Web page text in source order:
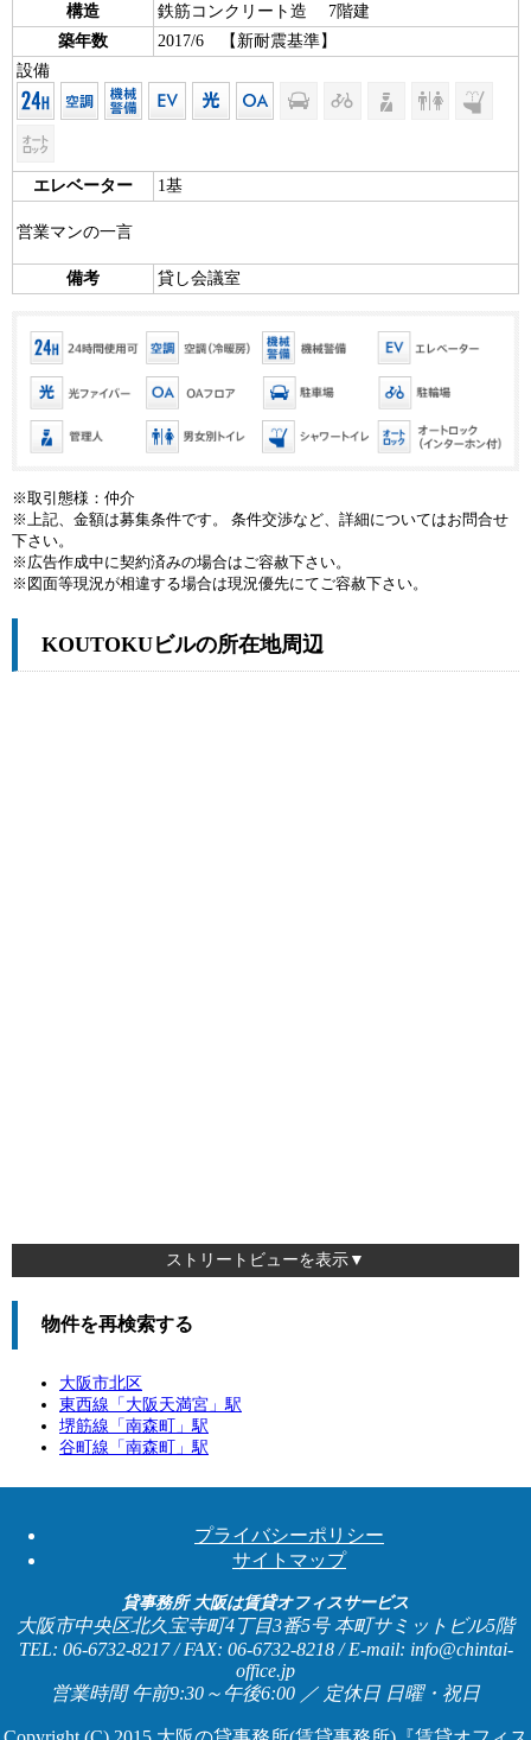
構造
鉄筋コンクリート造 7階建
築年数
2017/6 【新耐震基準】
設備
エレベーター 1基
営業マンの一言
備考 貸し会議室
※取引態様：仲介
※上記、金額は募集条件です。 条件交渉など、詳細についてはお問合せ
下さい。
※広告作成中に契約済みの場合はご容赦下さい。
※図面等現況が相違する場合は現況優先にてご容赦下さい。
KOUTOKUビルの所在地周辺
ストリートビューを表示▼
物件を再検索する
大阪市北区
東西線「 大阪天満宮 」駅
堺筋線「 南森町
」駅
谷町線「 南森町 」駅
プライバシーポリシー
サイトマップ
貸事務所 大阪は賃貸オフィスサービス
大阪市中央区北久宝寺町4丁目3番5号 本町サミットビル5階
TEL: 06-6732-8217 / FAX: 06-6732-8218 / E-mail: info@chintai-
office.jp
営業時間 午前9:30～午後6:00 ／ 定休日 日曜・祝日